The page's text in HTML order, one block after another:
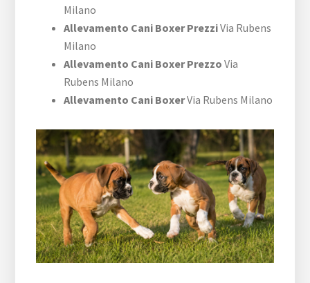
Milano
Allevamento Cani Boxer PrezziVia Rubens
Milano
Allevamento Cani Boxer Prezzo Via
Rubens Milano
Allevamento Cani BoxerVia Rubens Milano